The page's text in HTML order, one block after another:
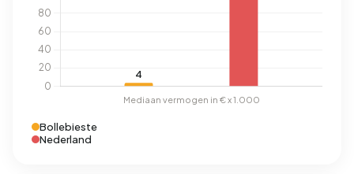
Bollebieste
Nederland